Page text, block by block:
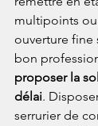
multipoints
ouverture fine
bon
proposer la
délai.
serrurier de